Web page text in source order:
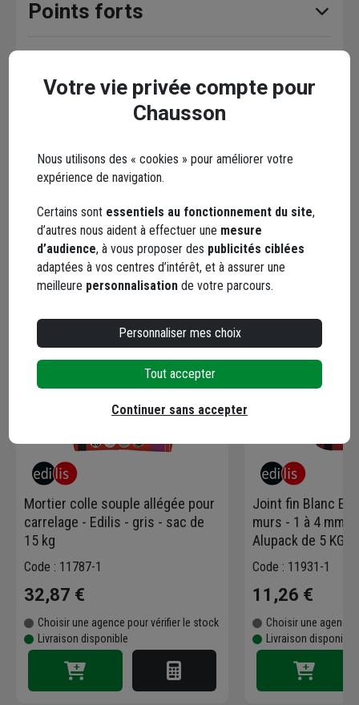
Points forts
Caractéristiques
Documents
En complément
Mortier colle souple allégée pour
carrelage - Edilis - gris - sac de
15 kg
Code : 11787-1
32,87 €
Choisir une agence pour vérifier le stock
Livraison disponible
Joint fin Blanc
murs - 1 à 4 mm
Alupack de 5 KG
Code : 11931-1
11,26 €
Choisir une agence
Livraison disponible
Votre vie privée compte pour
Chausson
Nous utilisons des « cookies » pour améliorer votre
expérience de navigation.
Certains sont essentiels au fonctionnement du site,
d’autres nous aident à effectuer une mesure
d’audience, à vous proposer des publicités ciblées
adaptées à vos centres d’intérêt, et à assurer une
meilleure personnalisation de votre parcours.
Personnaliser mes choix
Tout accepter
Continuer sans accepter